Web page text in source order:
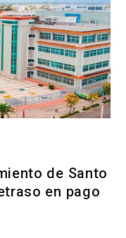
de Santo
en pago